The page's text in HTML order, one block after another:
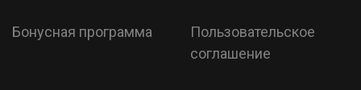
Бонусная программа
Пользовательское
соглашение